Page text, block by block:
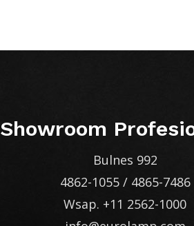
Showroom
Bulnes 992
4862-1055/ 4865-7486
Wsap. +11 2562-1000